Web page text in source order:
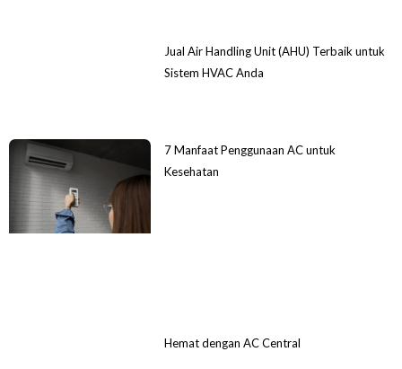
Jual Air Handling Unit (AHU) Terbaik untuk
Sistem HVAC Anda
7 Manfaat Penggunaan AC untuk
Kesehatan
Hemat dengan AC Central